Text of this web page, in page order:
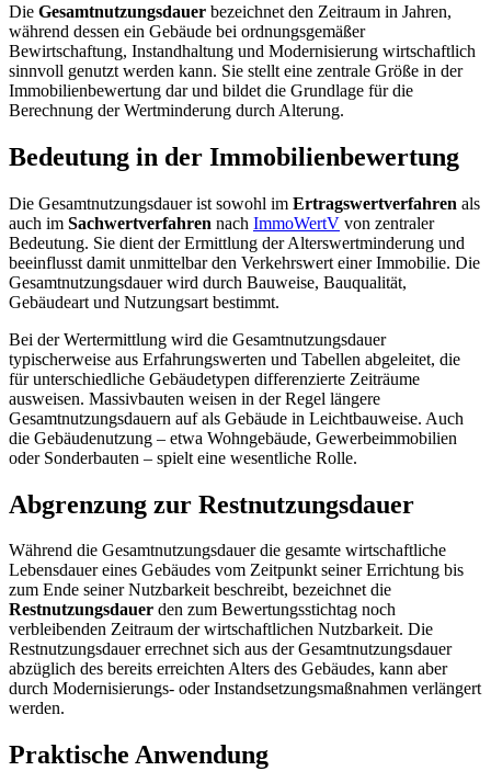
Die Gesamtnutzungsdauer bezeichnet den Zeitraum in Jahren,
während dessen ein Gebäude bei ordnungsgemäßer
Bewirtschaftung, Instandhaltung und Modernisierung wirtschaftlich
sinnvoll genutzt werden kann. Sie stellt eine zentrale Größe in der
Immobilienbewertung dar und bildet die Grundlage für die
Berechnung der Wertminderung durch Alterung.
Bedeutung in der Immobilienbewertung
Die Gesamtnutzungsdauer ist sowohl im Ertragswertverfahren als
auch im Sachwertverfahren nach ImmoWertV von zentraler
Bedeutung. Sie dient der Ermittlung der Alterswertminderung und
beeinflusst damit unmittelbar den Verkehrswert einer Immobilie. Die
Gesamtnutzungsdauer wird durch Bauweise, Bauqualität,
Gebäudeart und Nutzungsart bestimmt.
Bei der Wertermittlung wird die Gesamtnutzungsdauer
typischerweise aus Erfahrungswerten und Tabellen abgeleitet, die
für unterschiedliche Gebäudetypen differenzierte Zeiträume
ausweisen. Massivbauten weisen in der Regel längere
Gesamtnutzungsdauern auf als Gebäude in Leichtbauweise. Auch
die Gebäudenutzung – etwa Wohngebäude, Gewerbeimmobilien
oder Sonderbauten – spielt eine wesentliche Rolle.
Abgrenzung zur Restnutzungsdauer
Während die Gesamtnutzungsdauer die gesamte wirtschaftliche
Lebensdauer eines Gebäudes vom Zeitpunkt seiner Errichtung bis
zum Ende seiner Nutzbarkeit beschreibt, bezeichnet die
Restnutzungsdauer den zum Bewertungsstichtag noch
verbleibenden Zeitraum der wirtschaftlichen Nutzbarkeit. Die
Restnutzungsdauer errechnet sich aus der Gesamtnutzungsdauer
abzüglich des bereits erreichten Alters des Gebäudes, kann aber
durch Modernisierungs- oder Instandsetzungsmaßnahmen verlängert
werden.
Praktische Anwendung